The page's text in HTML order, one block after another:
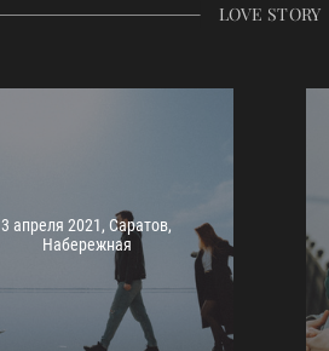
LOVE STORY
3 апреля 2021, Саратов,
Набережная